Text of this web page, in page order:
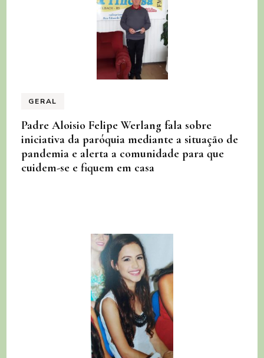
GERAL
Padre Aloisio Felipe Werlang fala sobre
iniciativa da paróquia mediante a situação de
pandemia e alerta a comunidade para que
cuidem-se e fiquem em casa